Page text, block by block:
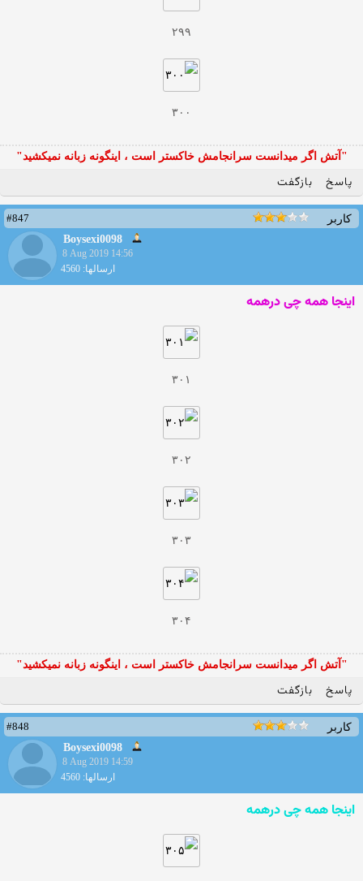
۲۹۹
۳۰۰
"آتش اگر ميدانست سرانجامش خاكستر است ، اينگونه زبانه نميكشيد"
پاسخ بازگفت
کاربر
#847
Boysexi0098
8 Aug 2019 14:56
ارسالها: 4560
اینجا همه چی درهمه
۳۰۱
۳۰۲
۳۰۳
۳۰۴
"آتش اگر ميدانست سرانجامش خاكستر است ، اينگونه زبانه نميكشيد"
پاسخ بازگفت
کاربر
#848
Boysexi0098
8 Aug 2019 14:59
ارسالها: 4560
اینجا همه چی درهمه